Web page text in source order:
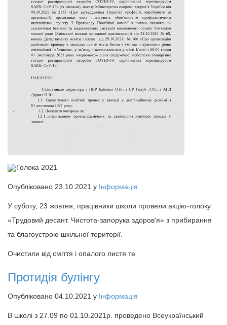
Толока 2021
Опубліковано 23.10.2021 у Інформація
У суботу, 23 жовтня, працівники школи провели акцію-толоку
«Трудовий десант. Чистота-запорука здоров'я» з прибирання
та благоустрою шкільної території.
Очистили від сміття і опалого листя те
Протидія булінгу
Опубліковано 04.10.2021 у Інформація
В школі з 27.09 по 01.10.2021р. проведено Всеукраїнський